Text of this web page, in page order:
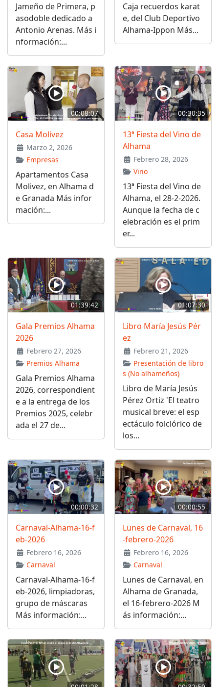
Jameño de Primera, p
asodoble dedicado a
Antonio Arenas. Más i
nformación:...
Caja recuerdos karat
e, del Club Deportivo
Alhama-Ippon Más...
00:08:07
Casa Molivez
Marzo 2, 2026
Empresas
Apartamentos Casa
Molivez, en Alhama d
e Granada Más infor
mación:...
00:30:35
13ª Fiesta del Vino de
Alhama
Febrero 28, 2026
Vino
13ª Fiesta del Vino de
Alhama, el 28-2-2026.
Aunque la fecha de c
elebración es el prim
er...
01:39:42
Gala Premios Alhama
2026
Febrero 27, 2026
Premios Alhama
Gala Premios Alhama
2026, correspondient
e a la entrega de los
Premios 2025, celebr
ada el 27 de...
01:07:30
Libro María Jesús Pér
ez
Febrero 21, 2026
Presentación de libro
s (No alhameños)
Libro de María Jesús
Pérez Ortiz 'El teatro
musical breve: el esp
ectáculo folclórico de
los...
00:00:32
Carnaval-Alhama-16-f
eb-2026
Febrero 16, 2026
Carnaval
Carnaval-Alhama-16-f
eb-2026, limpiadoras,
grupo de máscaras
Más información:...
00:00:55
Lunes de Carnaval, 16
-febrero-2026
Febrero 16, 2026
Carnaval
Lunes de Carnaval, en
Alhama de Granada,
el 16-febrero-2026 M
ás información:...